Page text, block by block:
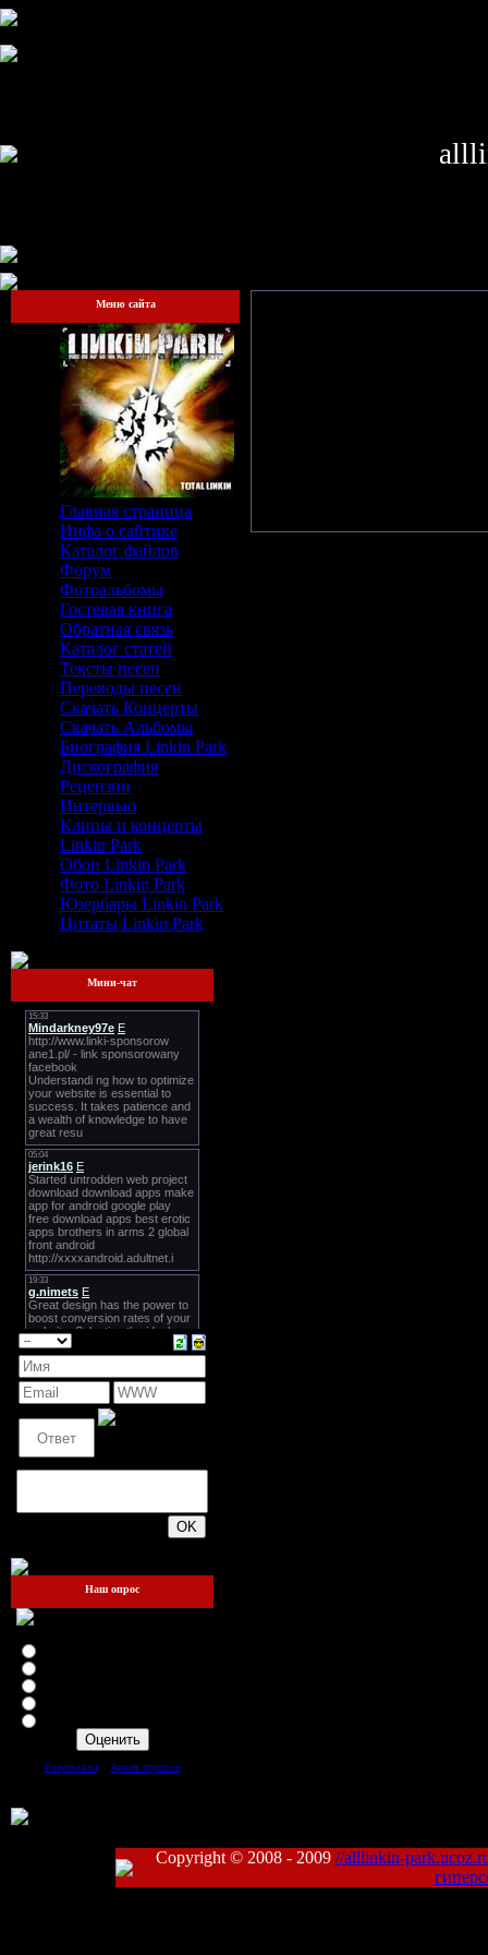
Меню сайта
Главная страница
Инфа о сайтике
Каталог файлов
Форум
Фотоальбомы
Гостевая книга
Обратная связь
Каталог статей
Тексты песен
Переводы песен
Скачать Концерты
Скачать Альбомы
Биография Linkin Park
Дискография
Рецензии
Интервью
Клипы и концерты
Linkin Park
Обои Linkin Park
Фото Linkin Park
Юзербары Linkin Park
Цитаты Linkin Park
Мини-чат
Наш опрос
Результаты· Архив опросов]
Copyright © 2008 - 2009 //alllinkin-